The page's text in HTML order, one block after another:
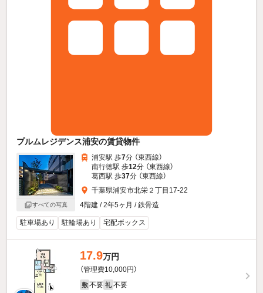
プルムレジデンス浦安の賃貸物件
すべての写真
浦安駅 歩7分 （東西線）
南行徳駅 歩12分 （東西線）
葛西駅 歩37分 （東西線）
千葉県浦安市北栄２丁目17-22
4階建 / 2年5ヶ月 / 鉄骨造
駐車場あり 駐輪場あり 宅配ボックス
17.9万円
（管理費10,000円）
敷 不要 礼 不要